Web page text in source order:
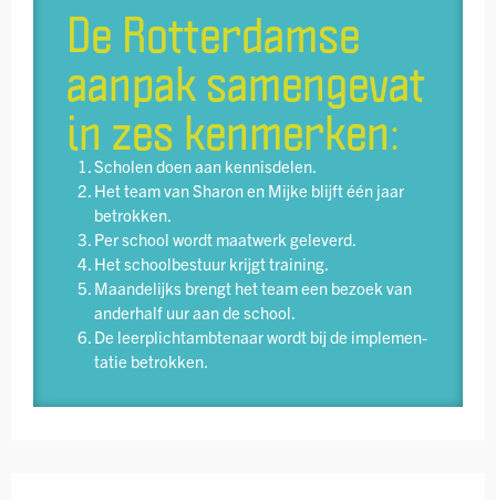
De Rotterdamse
aanpak samengevat
in zes kenmerken:
Scholen doen aan kennis­delen.
Het team van Sharon en Mijke blijft één jaar
betrokken.
Per school wordt maatwerk geleverd.
Het schoolbestuur krijgt training.
Maandelijks brengt het team een bezoek van
anderhalf uur aan de school.
De leerplicht­ambtenaar wordt bij de implemen­
tatie betrokken.